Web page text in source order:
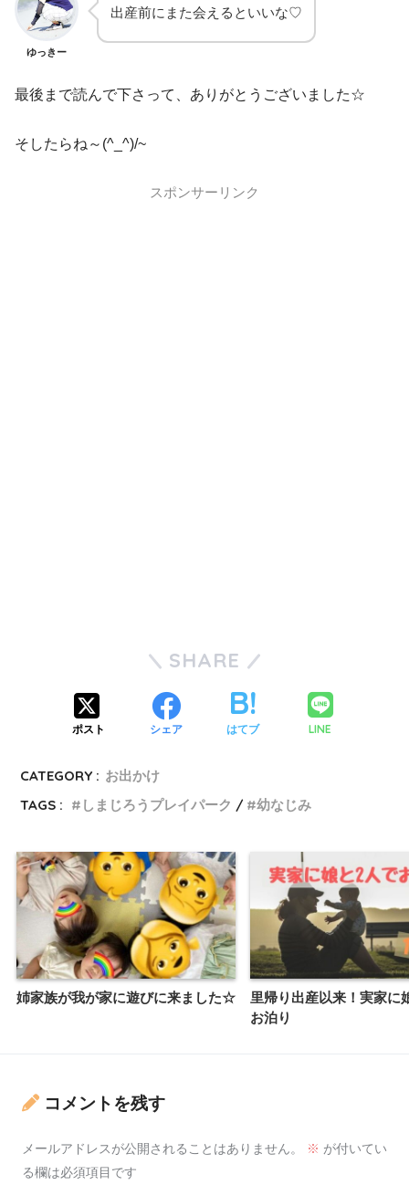
ゆっきー
出産前にまた会えるといいな♡
最後まで読んで下さって、ありがとうございました☆
そしたらね～(^_^)/~
スポンサーリンク
SHARE
ポスト シェア はてブ LINE
CATEGORY : お出かけ
TAGS :
しまじろうプレイパーク 幼なじみ
姉家族が我が家に遊びに来ました☆
里帰り出産以来！実家に
お泊り
コメントを残す
メールアドレスが公開されることはありません。 ※ が付いてい
る欄は必須項目です